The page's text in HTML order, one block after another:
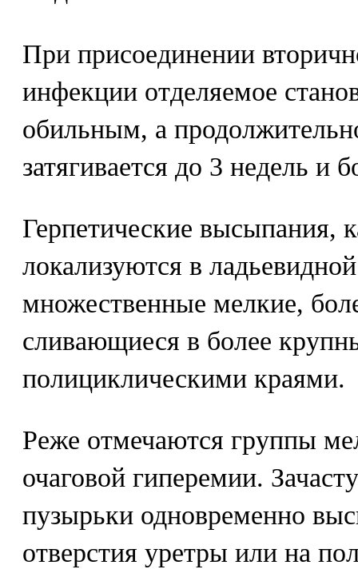
При присоединении
инфекции отделяемое
обильным, а
затягивается до 3 недель и
Герпетические высыпания,
локализуются в
множественные мелкие,
сливающиеся в более
полициклическими краями.
Реже отмечаются группы
очаговой гиперемии.
пузырьки одновременно
отверстия уретры или на